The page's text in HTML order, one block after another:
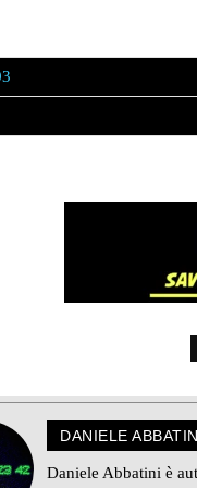
DANIELE
Daniele Abbatini è